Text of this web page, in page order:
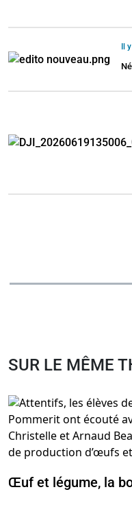
Il
SUR LE MÊME
Œuf et légume, la